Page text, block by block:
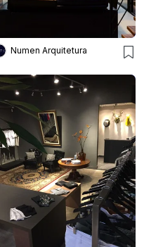
Numen Arquitetura